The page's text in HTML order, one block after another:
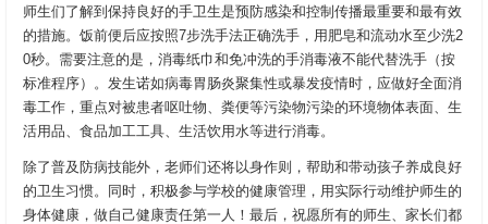
师生们了解到保持良好的手卫生是预防感染和控制传播最重要和最有效
的措施。饭前便后应按照7步洗手法正确洗手，用肥皂和流动水至少洗2
0秒。需要注意的是，消毒纸巾和免冲洗的手消毒液不能代替洗手（按
标准程序）。发生诺如病毒胃肠炎聚集性或暴发疫情时，应做好全面消
毒工作，重点对被患者呕吐物、粪便等污染物污染的环境物体表面、生
活用品、食品加工工具、生活饮用水等进行消毒。
除了普及防病技能外，老师们还将以身作则，帮助和带动孩子养成良好
的卫生习惯。同时，积极参与学校的健康管理，用实际行动维护师生的
身体健康，做自己健康责任第一人！最后，祝愿所有的师生、家长们都